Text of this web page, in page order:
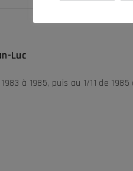
Luc
à 1985, puis au 1/11 de